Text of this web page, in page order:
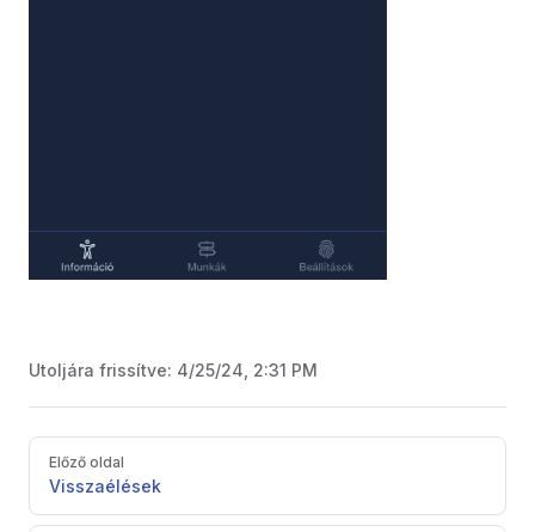
Utoljára frissítve: 4/25/24, 2:31 PM
Pager
Előző oldal
Visszaélések